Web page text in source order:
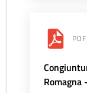
PDF